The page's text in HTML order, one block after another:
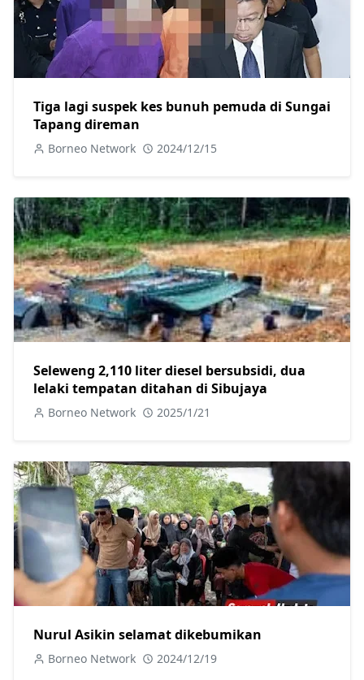
Tiga lagi suspek kes bunuh pemuda di Sungai
Tapang direman
Borneo Network 2024/12/15
Seleweng 2,110 liter diesel bersubsidi, dua
lelaki tempatan ditahan di Sibujaya
Borneo Network 2025/1/21
Nurul Asikin selamat dikebumikan
Borneo Network 2024/12/19